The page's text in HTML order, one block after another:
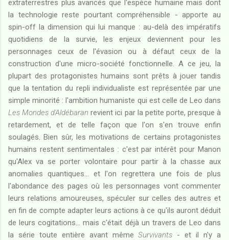
extraterrestres plus avancés que l'espèce humaine mais dont
la technologie reste pourtant compréhensible - apporte au
spin-off la dimension qui lui manque : au-delà des impératifs
quotidiens de la survie, les enjeux deviennent pour les
personnages ceux de l'évasion ou à défaut ceux de la
construction d'une micro-société fonctionnelle. A ce jeu, la
plupart des protagonistes humains sont prêts à jouer tandis
que la tentation du repli individualiste est représentée par une
simple minorité : l'ambition humaniste qui est celle de Leo dans
Les Mondes d'Aldébaran revient ici par la petite porte, presque à
retardement, et de telle façon que l'on s'en trouve enfin
soulagés. Bien sûr, les motivations de certains protagonistes
humains restent sentimentales : c'est par intérêt pour Manon
qu'Alex va se porter volontaire pour partir à la chasse aux
anomalies quantiques... et l'on regrettera une fois de plus
l'abondance des pages où les personnages vont commenter
leurs relations amoureuses, spéculer sur celles des autres et
en fin de compte adapter leurs actions à ce qu'ils auront déduit
de leurs cogitations... mais c'était déjà un travers de Leo dans
la série toute entière avant mêmeSurvivants - et il n'y a